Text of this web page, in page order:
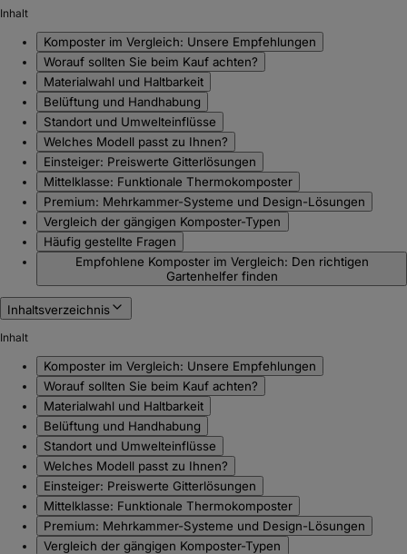
Inhalt
Komposter im Vergleich: Unsere Empfehlungen
Worauf sollten Sie beim Kauf achten?
Materialwahl und Haltbarkeit
Belüftung und Handhabung
Standort und Umwelteinflüsse
Welches Modell passt zu Ihnen?
Einsteiger: Preiswerte Gitterlösungen
Mittelklasse: Funktionale Thermokomposter
Premium: Mehrkammer-Systeme und Design-Lösungen
Vergleich der gängigen Komposter-Typen
Häufig gestellte Fragen
Empfohlene Komposter im Vergleich: Den richtigen
Gartenhelfer finden
Inhaltsverzeichnis
Inhalt
Komposter im Vergleich: Unsere Empfehlungen
Worauf sollten Sie beim Kauf achten?
Materialwahl und Haltbarkeit
Belüftung und Handhabung
Standort und Umwelteinflüsse
Welches Modell passt zu Ihnen?
Einsteiger: Preiswerte Gitterlösungen
Mittelklasse: Funktionale Thermokomposter
Premium: Mehrkammer-Systeme und Design-Lösungen
Vergleich der gängigen Komposter-Typen